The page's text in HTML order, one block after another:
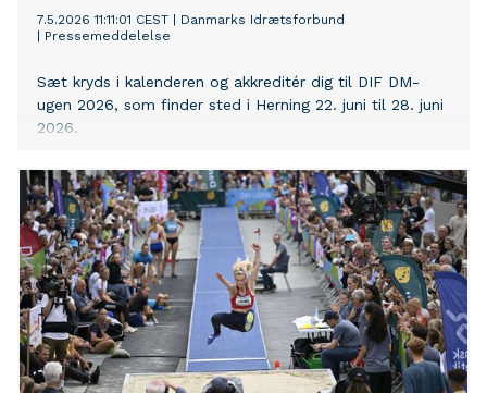
7.5.2026 11:11:01 CEST
Danmarks Idrætsforbund
Pressemeddelelse
Sæt kryds i kalenderen og akkreditér dig til DIF DM-
ugen 2026, som finder sted i Herning 22. juni til 28. juni
2026.